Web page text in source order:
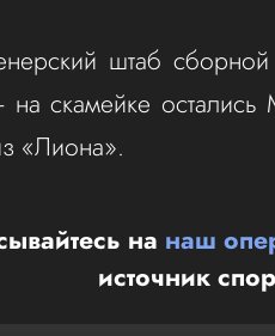
штаб
на скамейке
«Лиона».
на наш
источник